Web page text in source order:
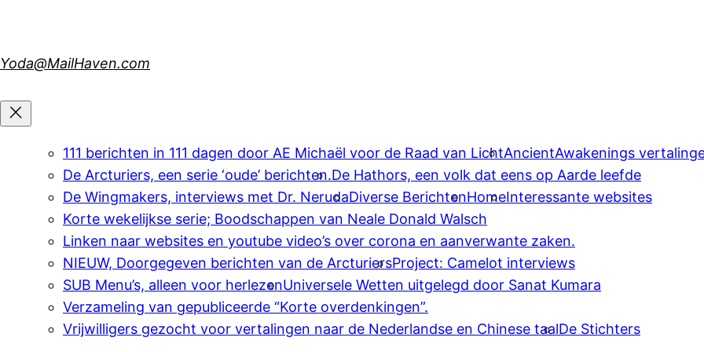
Yoda@MailHaven.com
111 berichten in 111 dagen door AE Michaël voor de Raad van LichtAncientAwakenings
De Arcturiers, een serie ‘oude’ berichten.De Hathors, een volk dat eens op Aarde leefde
De Wingmakers, interviews met Dr. NerudaDiverse BerichtenHomeInteressante websites
Korte wekelijkse serie; Boodschappen van Neale Donald Walsch
Linken naar websites en youtube video’s over corona en aanverwante zaken.
NIEUW, Doorgegeven berichten van de ArcturiersProject: Camelot interviews
SUB Menu’s, alleen voor herlezenUniversele Wetten uitgelegd door Sanat Kumara
Verzameling van gepubliceerde “Korte overdenkingen”.
Vrijwilligers gezocht voor vertalingen naar de Nederlandse en Chinese taalDe Stichters